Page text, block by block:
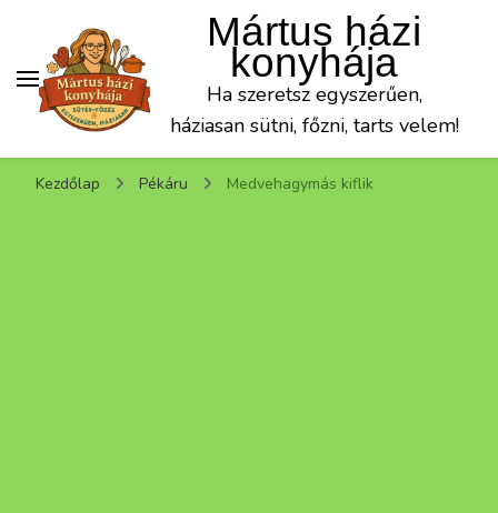
Mártus házi
konyhája
Ha szeretsz egyszerűen,
háziasan sütni, főzni, tarts velem!
Kezdőlap Pékáru Medvehagymás kiflik